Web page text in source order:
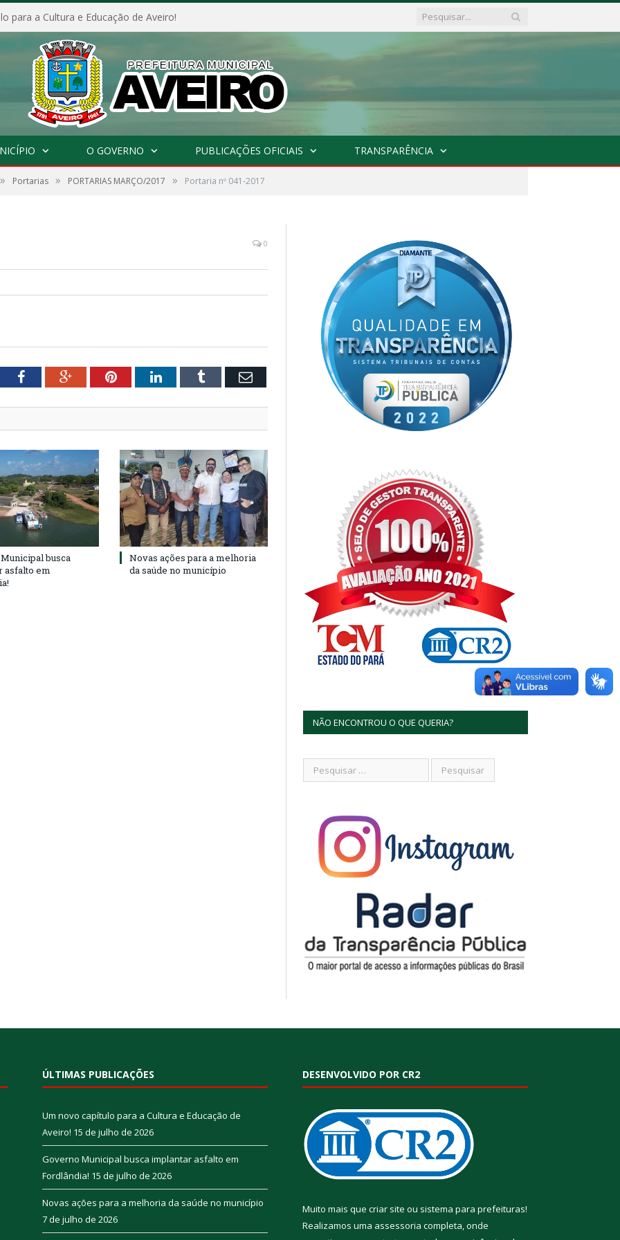
para a Cultura e Educação de Aveiro!
O GOVERNO PUBLICAÇÕES OFICIAIS TRANSPARÊNCIA
» Portarias » PORTARIAS MARÇO/2017 » Portaria nº 041-2017
0
FacebookGoogle+PinterestLinkedInTumblr Email
busca
asfalto em
Novas ações para a melhoria
da saúde no município
NÃO ENCONTROU O QUE QUERIA?
ÚLTIMAS PUBLICAÇÕES
Um novo capítulo para a Cultura e Educação de
Aveiro! 15 de julho de 2026
Governo Municipal busca implantar asfalto em
Fordlândia! 15 de julho de 2026
Novas ações para a melhoria da saúde no município
7 de julho de 2026
DESENVOLVIDO POR CR2
Muito mais que criar site ou sistema para prefeituras!
Realizamos uma assessoria completa, onde